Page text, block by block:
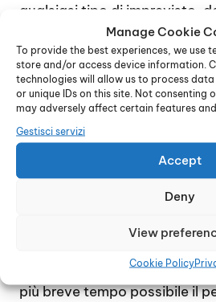
Manage Cookie
To provide the best experiences, we use
store and/or access device information.
technologies will allow us to process
or unique IDs on this site. Not consenting
may adversely affect certain features
Gestisci servizi
Accept
Deny
View
Cookie Policy
qualsiasi tipo di imprevisto,
semplici e rapidi da gestire
complesse, che prevedono
smontaggio completo della
sostituzione di una o più
Contattando il centro di
possibile ricevere
sopralluogo, al fine di
natura del guasto. In genere,
soddisfazione di ogni cliente
più breve tempo possibile il